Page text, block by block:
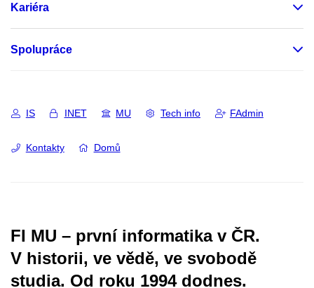
Kariéra
Spolupráce
IS INET MU Tech info FAdmin
Kontakty Domů
FI MU – první informatika v ČR.
V historii, ve vědě, ve svobodě
studia. Od roku 1994 dodnes.